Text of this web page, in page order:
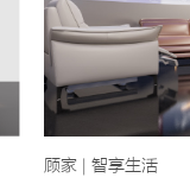
顾家 | 智享生活